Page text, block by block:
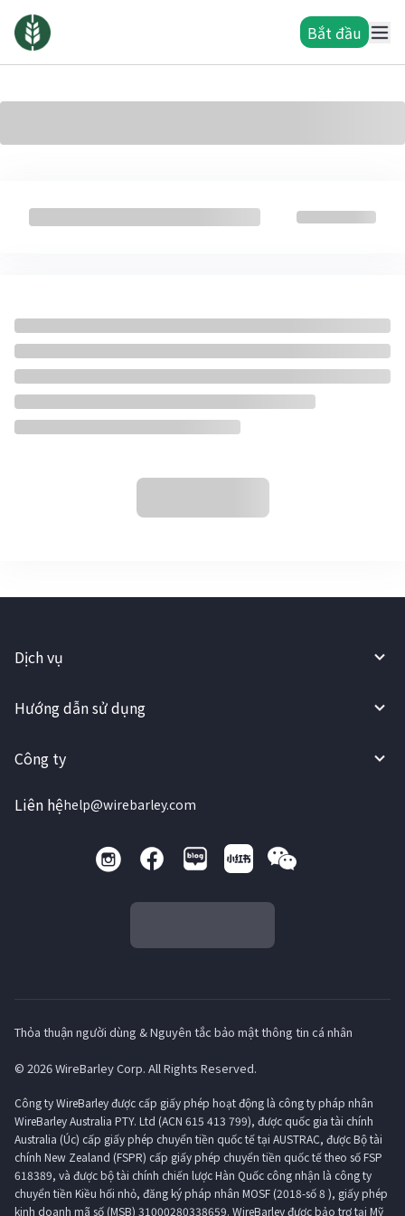
Bắt đầu
Dịch vụ
Hướng dẫn sử dụng
Công ty
Liên hệhelp@wirebarley.com
Thỏa thuận người dùng & Nguyên tắc bảo mật thông tin cá nhân
© 2026 WireBarley Corp. All Rights Reserved.
Công ty WireBarley được cấp giấy phép hoạt động là công ty pháp nhân
WireBarley Australia PTY. Ltd (ACN 615 413 799), được quốc gia tài chính
Australia (Úc) cấp giấy phép chuyển tiền quốc tế tại AUSTRAC, được Bộ tài
chính New Zealand (FSPR) cấp giấy phép chuyển tiền quốc tế theo số FSP
618389, và được bộ tài chính chiến lược Hàn Quốc công nhận là công ty
chuyển tiền Kiều hối nhỏ, đăng ký pháp nhân MOSF (2018-số 8 ), giấy phép
kinh doanh mã số (MSB) 31000280338659. WireBarley được bảo trợ tại Mỹ